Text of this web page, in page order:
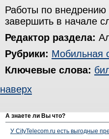
Работы по внедрению
завершить в начале
Редактор раздела:
Рубрики: Мобильная
Ключевые слова:
наверх
А знаете ли Вы что?
У CityTelecom.ru есть выгодные